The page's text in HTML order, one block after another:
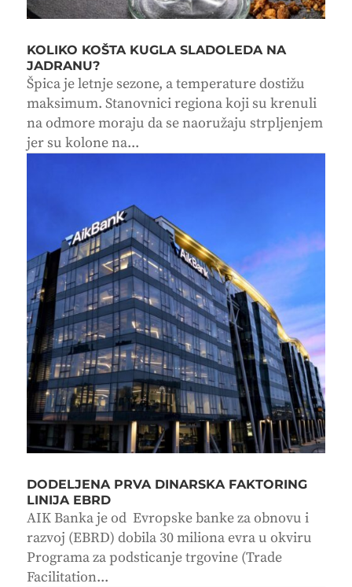
KOLIKO KOŠTA KUGLA SLADOLEDA NA
JADRANU?
Špica je letnje sezone, a temperature dostižu
maksimum. Stanovnici regiona koji su krenuli
na odmore moraju da se naoružaju strpljenjem
jer su kolone na...
DODELJENA PRVA DINARSKA FAKTORING
LINIJA EBRD
AIK Banka je od Evropske banke za obnovu i
razvoj (EBRD) dobila 30 miliona evra u okviru
Programa za podsticanje trgovine (Trade
Facilitation...